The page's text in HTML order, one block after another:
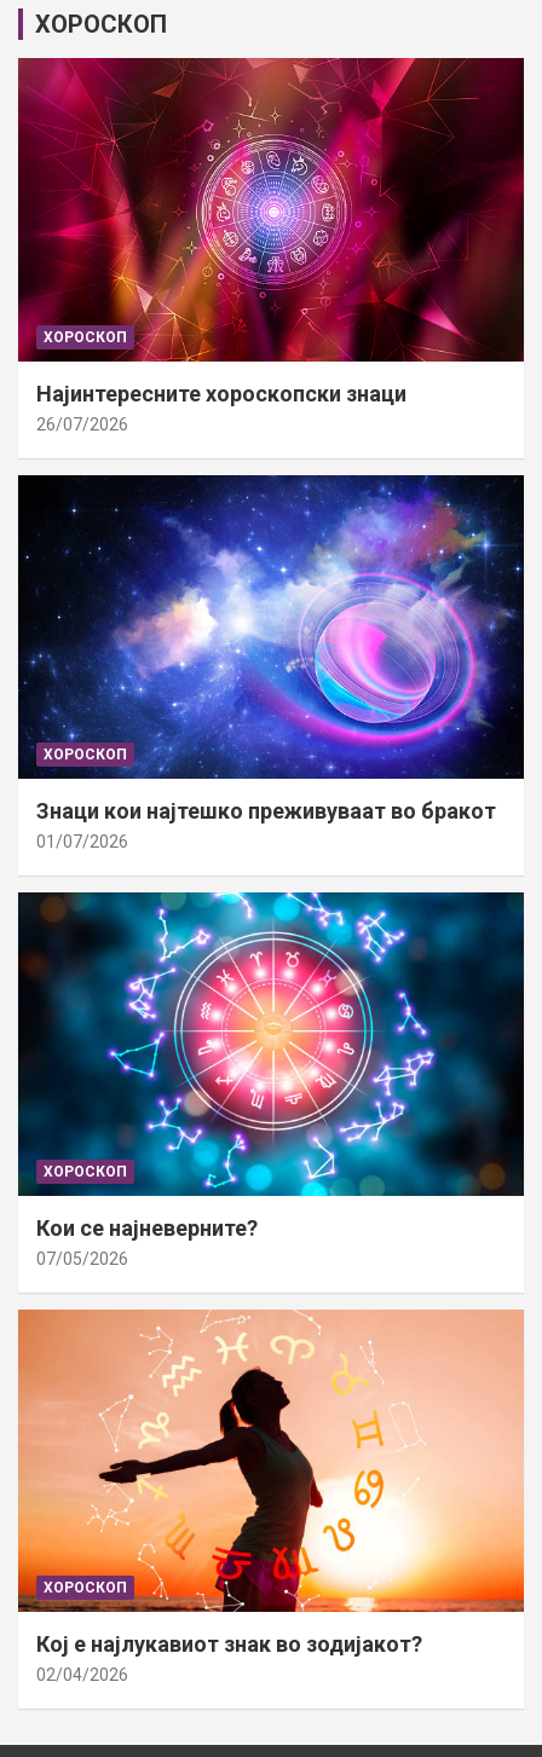
ХОРОСКОП
ХОРОСКОП
Најинтересните хороскопски знаци
26/07/2026
ХОРОСКОП
Знаци кои најтешко преживуваат во бракот
01/07/2026
ХОРОСКОП
Кои се најневерните?
07/05/2026
ХОРОСКОП
Кој е најлукавиот знак во зодијакот?
02/04/2026